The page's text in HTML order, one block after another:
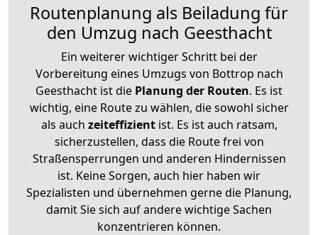
Routenplanung als Beiladung für
den Umzug nach Geesthacht
Ein weiterer wichtiger Schritt bei der
Vorbereitung eines Umzugs von Bottrop nach
Geesthacht ist die Planung der Routen. Es ist
wichtig, eine Route zu wählen, die sowohl sicher
als auch zeiteffizientist. Es ist auch ratsam,
sicherzustellen, dass die Route frei von
Straßensperrungen und anderen Hindernissen
ist. Keine Sorgen, auch hier haben wir
Spezialisten und übernehmen gerne die Planung,
damit Sie sich auf andere wichtige Sachen
konzentrieren können.